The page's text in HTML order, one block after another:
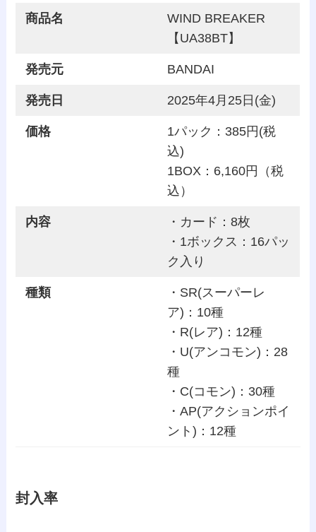
商品名
WIND BREAKER
【UA38BT】
発売元 BANDAI
発売日 2025年4月25日(金)
価格
1パック：385円(税
込)
1BOX：6,160円（税
込）
内容
・カード：8枚
・1ボックス：16パッ
ク入り
種類
・SR(スーパーレ
ア)：10種
・R(レア)：12種
・U(アンコモン)：28
種
・C(コモン)：30種
・AP(アクションポイ
ント)：12種
封入率